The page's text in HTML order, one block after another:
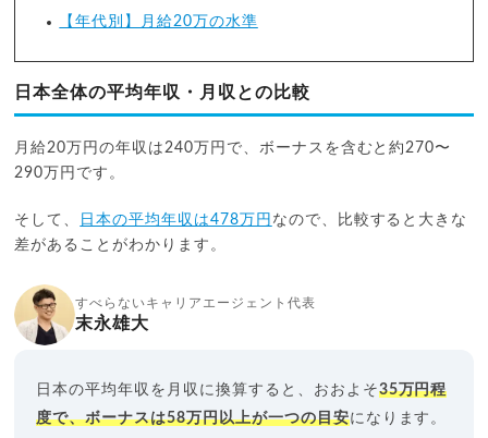
【年代別】月給20万の水準
日本全体の平均年収・月収との比較
月給20万円の年収は240万円で、ボーナスを含むと約270〜
290万円です。
そして、 日本の平均年収は478万円 なので、比較すると大きな
差があることがわかります。
すべらないキャリアエージェント代表
末永雄大
日本の平均年収を月収に換算すると、おおよそ35万円程
度で、ボーナスは58万円以上が一つの目安になります。